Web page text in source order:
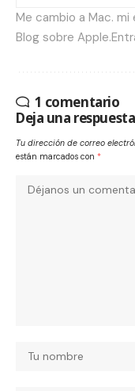
Me cambio a Mac.
Blog sobre
1 comentario
Deja una respuesta
Tu dirección de correo
están marcados con *